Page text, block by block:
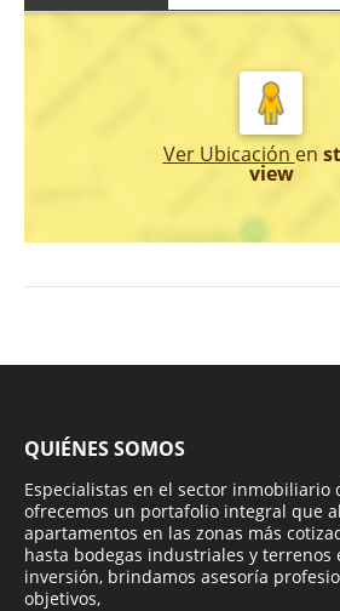
Ver Ubicación en
view
QUIÉNES SOMOS
Especialistas en el sector inmobiliario
ofrecemos un portafolio integral que
apartamentos en las zonas más
hasta bodegas industriales y terrenos
inversión, brindamos asesoría
objetivos,